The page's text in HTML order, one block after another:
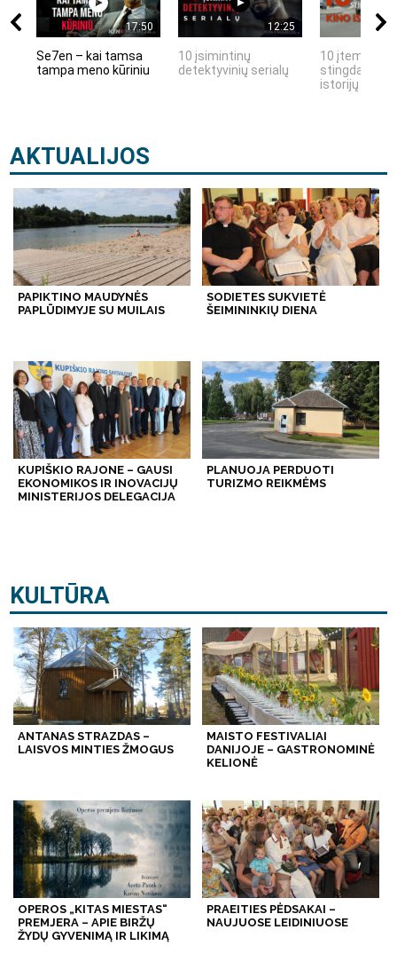
17:50
Se7en – kai tamsa
tampa meno kūriniu
12:25
10 įsimintinų
detektyvinių serialų
10 įtemptų,
stingdančių
istorijų
AKTUALIJOS
PAPIKTINO MAUDYNĖS
PAPLŪDIMYJE SU MUILAIS
SODIETES SUKVIETĖ
ŠEIMININKIŲ DIENA
KUPIŠKIO RAJONE – GAUSI
EKONOMIKOS IR INOVACIJŲ
MINISTERIJOS DELEGACIJA
PLANUOJA PERDUOTI
TURIZMO REIKMĖMS
KULTŪRA
ANTANAS STRAZDAS –
LAISVOS MINTIES ŽMOGUS
MAISTO FESTIVALIAI
DANIJOJE – GASTRONOMINĖ
KELIONĖ
OPEROS „KITAS MIESTAS“
PREMJERA – APIE BIRŽŲ
ŽYDŲ GYVENIMĄ IR LIKIMĄ
PRAEITIES PĖDSAKAI –
NAUJUOSE LEIDINIUOSE